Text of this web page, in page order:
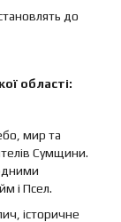
до
області:
мир та
Сумщини.
і Псел.
історичне